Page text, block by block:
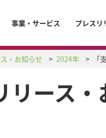
事業・サービス プレスリ
・お知らせ 2024年 「
リース・